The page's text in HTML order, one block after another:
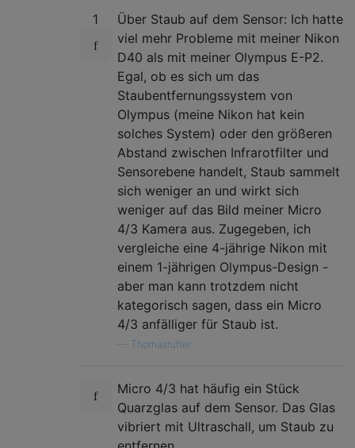
1
Über Staub auf dem Sensor: Ich hatte
viel mehr Probleme mit meiner Nikon
D40 als mit meiner Olympus E-P2.
Egal, ob es sich um das
Staubentfernungssystem von
Olympus (meine Nikon hat kein
solches System) oder den größeren
Abstand zwischen Infrarotfilter und
Sensorebene handelt, Staub sammelt
sich weniger an und wirkt sich
weniger auf das Bild meiner Micro
4/3 Kamera aus. Zugegeben, ich
vergleiche eine 4-jährige Nikon mit
einem 1-jährigen Olympus-Design -
aber man kann trotzdem nicht
kategorisch sagen, dass ein Micro
4/3 anfälliger für Staub ist.
Thomasrutter
Micro 4/3 hat häufig ein Stück
Quarzglas auf dem Sensor. Das Glas
vibriert mit Ultraschall, um Staub zu